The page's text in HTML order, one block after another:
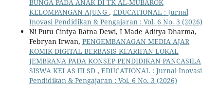
BUNGA PADA ANAK DI TK AL-MUBAROK
KELOMPANGAN AJUNG , EDUCATIONAL : Jurnal
Inovasi Pendidikan & Pengajaran : Vol. 6 No. 3 (2026)
Ni Putu Cintya Ratna Dewi, I Made Aditya Dharma,
Febryan Irwan, PENGEMBANAGAN MEDIA AJAR
KOMIK DIGITAL BERBASIS KEARIFAN LOKAL
JEMBRANA PADA KONSEP PENDIDIKAN PANCASILA
SISWA KELAS III SD , EDUCATIONAL : Jurnal Inovasi
Pendidikan & Pengajaran : Vol. 6 No. 3 (2026)